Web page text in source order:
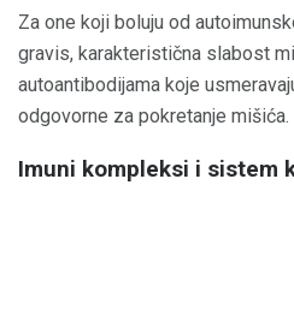
Za one koji boluju od
gravis, karakteristična slabost
autoantibodijama koje
odgovorne za pokretanje mišića.
Imuni kompleksi i sistem